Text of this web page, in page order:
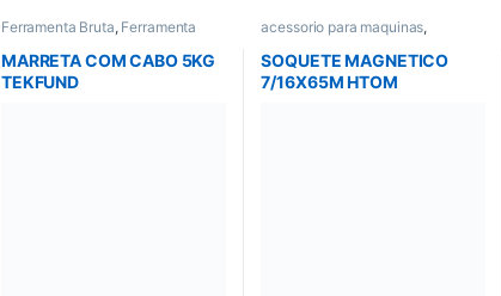
Ferramenta Bruta, Ferramenta
Ferramentas em Geral,Todos
MARRETA COM CABO 5KG
TEKFUND
acessorio para maquinas,
Parafusadeira / furadeira
SOQUETE MAGNETICO
7/16X65M HTOM